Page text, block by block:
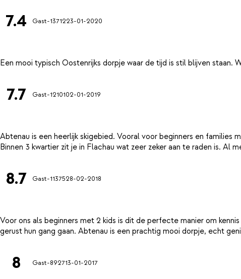
7.4 Gast-1371223-01-2020
7.7 Gast-1210102-01-2019
Abtenau is een heerlijk skigebied. Vooral voor beginners en
8.7 Gast-1137528-02-2018
Voor ons als beginners met 2 kids is dit de perfecte manier om
8 Gast-892713-01-2017